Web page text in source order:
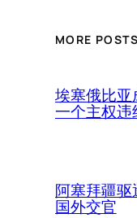
MORE POSTS
埃塞俄比
一个主权违
阿塞拜疆驱
国外交官